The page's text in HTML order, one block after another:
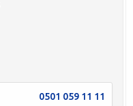
0501 059 11 11